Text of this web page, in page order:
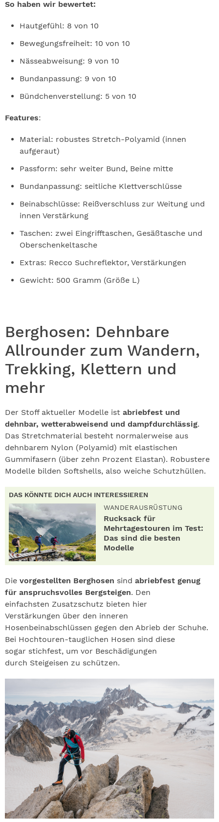
So haben wir bewertet:
Hautgefühl: 8 von 10
Bewegungsfreiheit: 10 von 10
Nässeabweisung: 9 von 10
Bundanpassung: 9 von 10
Bündchenverstellung: 5 von 10
Features:
Material: robustes Stretch-Polyamid (innen
aufgeraut)
Passform: sehr weiter Bund, Beine mitte
Bundanpassung: seitliche Klettverschlüsse
Beinabschlüsse: Reißverschluss zur Weitung und
innen Verstärkung
Taschen: zwei Eingrifftaschen, Gesäßtasche und
Oberschenkeltasche
Extras: Recco Suchreflektor, Verstärkungen
Gewicht: 500 Gramm (Größe L)
Berghosen: Dehnbare
Allrounder zum Wandern,
Trekking, Klettern und
mehr
Der Stoff aktueller Modelle ist abriebfest und
dehnbar, wetterabweisend und dampfdurchlässig.
Das Stretchmaterial besteht normalerweise aus
dehnbarem Nylon (Polyamid) mit elastischen
Gummifasern (über zehn Prozent Elastan). Robustere
Modelle bilden Softshells, also weiche Schutzhüllen.
DAS KÖNNTE DICH AUCH INTERESSIEREN
WANDERAUSRÜSTUNG
Rucksack für
Mehrtagestouren im Test:
Das sind die besten
Modelle
Die vorgestellten Berghosen sind abriebfest genug
für anspruchsvolles Bergsteigen. Den
einfachsten Zusatzschutz bieten hier
Verstärkungen über den inneren
Hosenbeinabschlüssen gegen den Abrieb der Schuhe.
Bei Hochtouren-tauglichen Hosen sind diese
sogar stichfest, um vor Beschädigungen
durch Steigeisen zu schützen.